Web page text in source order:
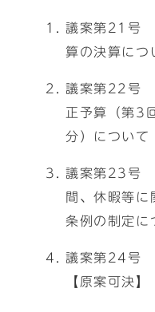
議案第21号
算の決算につ
議案第22号
正予算（第3
分）について
議案第23号
間、休暇等に
条例の制定に
議案第24号
【原案可決】